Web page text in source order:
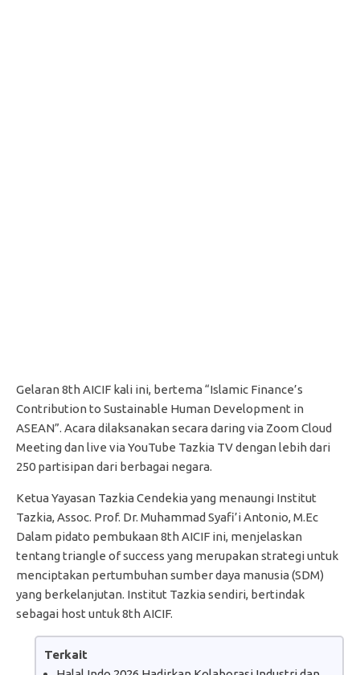
Gelaran 8th AICIF kali ini, bertema “Islamic Finance’s
Contribution to Sustainable Human Development in
ASEAN”. Acara dilaksanakan secara daring via Zoom Cloud
Meeting dan live via YouTube Tazkia TV dengan lebih dari
250 partisipan dari berbagai negara.
Ketua Yayasan Tazkia Cendekia yang menaungi Institut
Tazkia, Assoc. Prof. Dr. Muhammad Syafi’i Antonio, M.Ec
Dalam pidato pembukaan 8th AICIF ini, menjelaskan
tentang triangle of success yang merupakan strategi untuk
menciptakan pertumbuhan sumber daya manusia (SDM)
yang berkelanjutan. Institut Tazkia sendiri, bertindak
sebagai host untuk 8th AICIF.
Terkait